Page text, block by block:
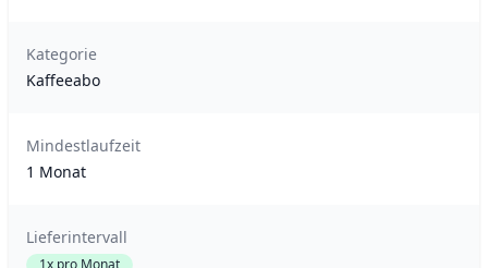
Kategorie
Kaffeeabo
Mindestlaufzeit
1 Monat
Lieferintervall
1x pro Monat